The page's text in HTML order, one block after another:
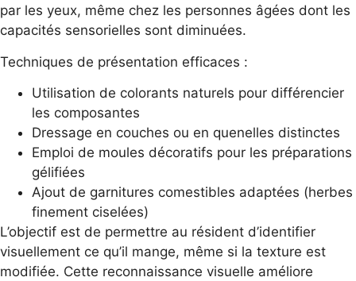
par les yeux, même chez les personnes âgées dont les
capacités sensorielles sont diminuées.
Techniques de présentation efficaces :
Utilisation de colorants naturels pour différencier
les composantes
Dressage en couches ou en quenelles distinctes
Emploi de moules décoratifs pour les préparations
gélifiées
Ajout de garnitures comestibles adaptées (herbes
finement ciselées)
L’objectif est de permettre au résident d’identifier
visuellement ce qu’il mange, même si la texture est
modifiée. Cette reconnaissance visuelle améliore